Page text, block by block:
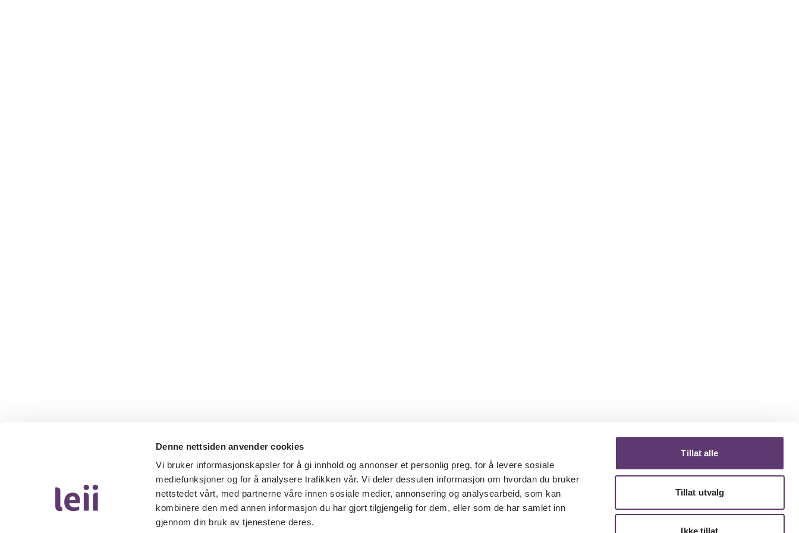
Denne nettsiden anvender cookies
Vi bruker informasjonskapsler for å gi innhold og annonser et personlig preg, for å levere sosiale
mediefunksjoner og for å analysere trafikken vår. Vi deler dessuten informasjon om hvordan du bruker
nettstedet vårt, med partnerne våre innen sosiale medier, annonsering og analysearbeid, som kan
kombinere den med annen informasjon du har gjort tilgjengelig for dem, eller som de har samlet inn
gjennom din bruk av tjenestene deres.
Tillat alle
Tillat utvalg
Ikke tillat